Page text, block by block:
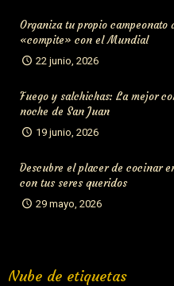
Organiza tu propio campeonato
«compite» con el Mundial
22 junio, 2026
Fuego y salchichas: La mejor
noche de San Juan
19 junio, 2026
Descubre el placer de cocinar
con tus seres queridos
29 mayo, 2026
Nube de etiquetas